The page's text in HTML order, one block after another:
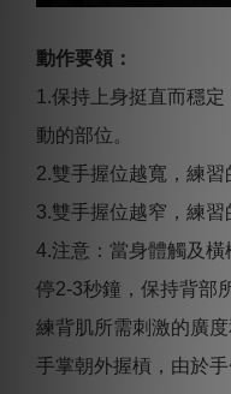
動作要領：
1.保持上身挺直而穩
動的部位。
2.雙手握位越寬，練習
3.雙手握位越窄，練習
4.注意：當身體觸及
停2-3秒鐘，保持背部
練背肌所需刺激的廣度
手掌朝外握槓，由於